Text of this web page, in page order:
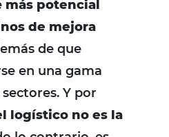
más potencial
de mejora
de que
en una gama
Y por
logístico no es la